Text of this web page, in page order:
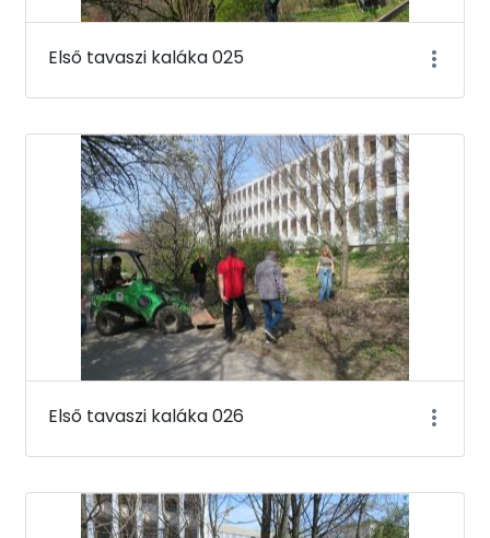
Első tavaszi kaláka 025
Első tavaszi kaláka 026